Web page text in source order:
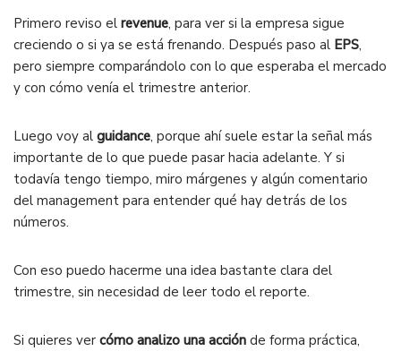
Primero reviso el revenue, para ver si la empresa sigue
creciendo o si ya se está frenando. Después paso al EPS,
pero siempre comparándolo con lo que esperaba el mercado
y con cómo venía el trimestre anterior.
Luego voy al guidance, porque ahí suele estar la señal más
importante de lo que puede pasar hacia adelante. Y si
todavía tengo tiempo, miro márgenes y algún comentario
del management para entender qué hay detrás de los
números.
Con eso puedo hacerme una idea bastante clara del
trimestre, sin necesidad de leer todo el reporte.
Si quieres ver cómo analizo una acción de forma práctica,